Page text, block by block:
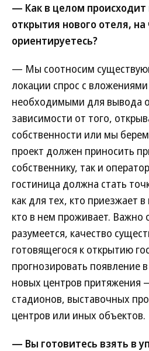
— Как в целом
открытия нового отеля,
ориентируетесь?
— Мы соотносим
локации спрос с
необходимыми для вывода
зависимости от того,
собственности или мы
проект должен приносить
собственнику, так и
гостиница должна стать
как для тех, кто приезжает
кто в нем проживает. Важно
разумеется, качество
готовящегося к открытию
прогнозировать появление
новых центров притяжения
стадионов, выставочных
центров или иных объектов.
— Вы готовитесь взять в